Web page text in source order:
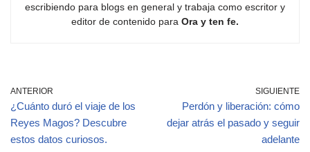
escribiendo para blogs en general y trabaja como escritor y
editor de contenido para Ora y ten fe.
ANTERIOR
¿Cuánto duró el viaje de los
Reyes Magos? Descubre
estos datos curiosos.
SIGUIENTE
Perdón y liberación: cómo
dejar atrás el pasado y seguir
adelante